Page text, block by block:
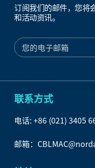
订阅我们的邮件，您将
和活动资讯。
联系方式
电话:+86 (021) 3405
邮箱：